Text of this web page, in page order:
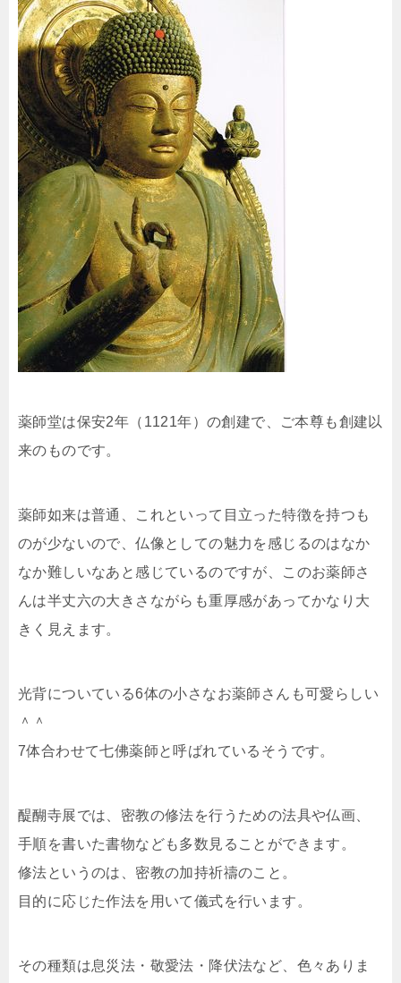
薬師堂は保安2年（1121年）の創建で、ご本尊も創建以
来のものです。
薬師如来は普通、これといって目立った特徴を持つも
のが少ないので、仏像としての魅力を感じるのはなか
なか難しいなあと感じているのですが、このお薬師さ
んは半丈六の大きさながらも重厚感があってかなり大
きく見えます。
光背についている6体の小さなお薬師さんも可愛らしい
＾＾
7体合わせて七佛薬師と呼ばれているそうです。
醍醐寺展では、密教の修法を行うための法具や仏画、
手順を書いた書物なども多数見ることができます。
修法というのは、密教の加持祈禱のこと。
目的に応じた作法を用いて儀式を行います。
その種類は息災法・敬愛法・降伏法など、色々ありま